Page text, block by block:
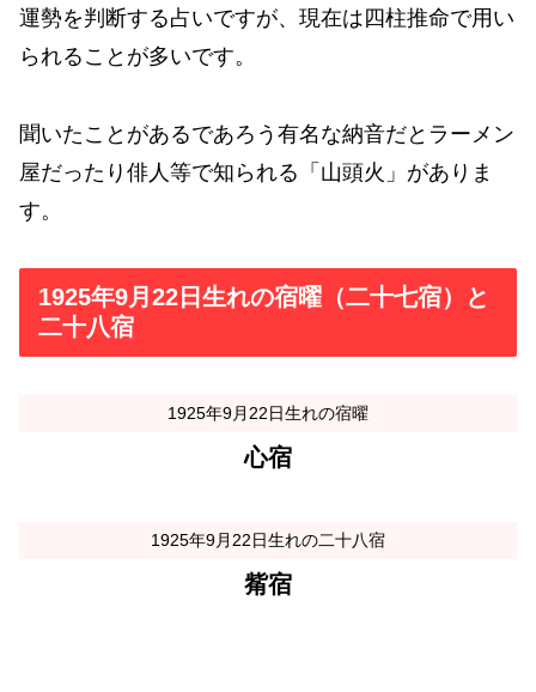
運勢を判断する占いですが、現在は四柱推命で用い
られることが多いです。
聞いたことがあるであろう有名な納音だとラーメン
屋だったり俳人等で知られる「山頭火」がありま
す。
1925年9月22日生れの宿曜（二十七宿）と
二十八宿
1925年9月22日生れの宿曜
心宿
1925年9月22日生れの二十八宿
觜宿